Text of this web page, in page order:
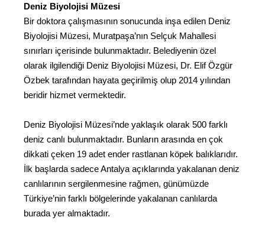
Deniz Biyolojisi Müzesi
Bir doktora çalışmasının sonucunda inşa edilen Deniz
Biyolojisi Müzesi, Muratpaşa’nın Selçuk Mahallesi
sınırları içerisinde bulunmaktadır. Belediyenin özel
olarak ilgilendiği Deniz Biyolojisi Müzesi, Dr. Elif Özgür
Özbek tarafından hayata geçirilmiş olup 2014 yılından
beridir hizmet vermektedir.
Deniz Biyolojisi Müzesi’nde yaklaşık olarak 500 farklı
deniz canlı bulunmaktadır. Bunların arasında en çok
dikkati çeken 19 adet ender rastlanan köpek balıklarıdır.
İlk başlarda sadece Antalya açıklarında yakalanan deniz
canlılarının sergilenmesine rağmen, günümüzde
Türkiye’nin farklı bölgelerinde yakalanan canlılarda
burada yer almaktadır.